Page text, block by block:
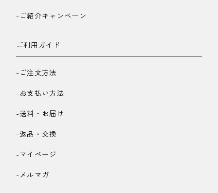
-ご紹介キャンペーン
ご利用ガイド
-ご注文方法
-お支払い方法
-送料・お届け
-返品・交換
-マイページ
-メルマガ